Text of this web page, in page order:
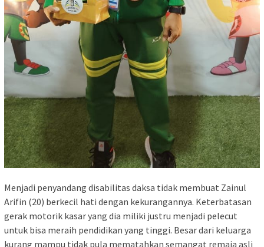
Menjadi penyandang disabilitas daksa tidak membuat Zainul
Arifin (20) berkecil hati dengan kekurangannya. Keterbatasan
gerak motorik kasar yang dia miliki justru menjadi pelecut
untuk bisa meraih pendidikan yang tinggi. Besar dari keluarga
kurang mampu tidak pula mematahkan semangat remaja asli